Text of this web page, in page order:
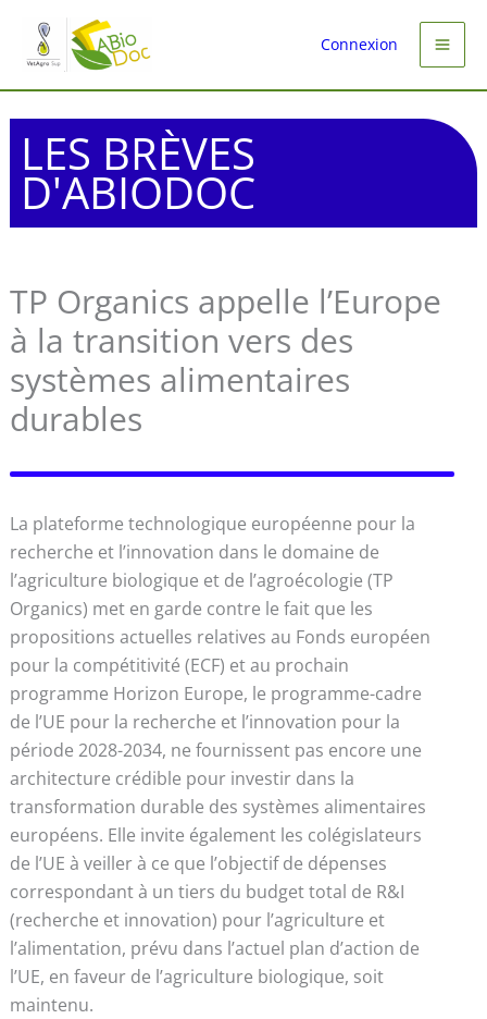
contenu
Connexion
LES BRÈVES
D'ABIODOC
TP Organics appelle l’Europe
à la transition vers des
systèmes alimentaires
durables
La plateforme technologique européenne pour la
recherche et l’innovation dans le domaine de
l’agriculture biologique et de l’agroécologie (TP
Organics) met en garde contre le fait que les
propositions actuelles relatives au Fonds européen
pour la compétitivité (ECF) et au prochain
programme Horizon Europe, le programme-cadre
de l’UE pour la recherche et l’innovation pour la
période 2028-2034, ne fournissent pas encore une
architecture crédible pour investir dans la
transformation durable des systèmes alimentaires
européens. Elle invite également les colégislateurs
de l’UE à veiller à ce que l’objectif de dépenses
correspondant à un tiers du budget total de R&I
(recherche et innovation) pour l’agriculture et
l’alimentation, prévu dans l’actuel plan d’action de
l’UE, en faveur de l’agriculture biologique, soit
maintenu.